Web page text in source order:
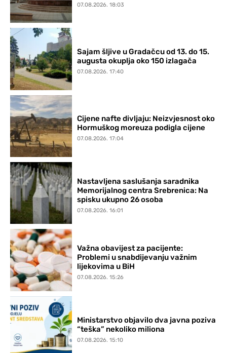
07.08.2026. 18:03
Sajam šljive u Gradačcu od 13. do 15.
augusta okuplja oko 150 izlagača
07.08.2026. 17:40
Cijene nafte divljaju: Neizvjesnost oko
Hormuškog moreuza podigla cijene
07.08.2026. 17:04
Nastavljena saslušanja saradnika
Memorijalnog centra Srebrenica: Na
spisku ukupno 26 osoba
07.08.2026. 16:01
Važna obavijest za pacijente:
Problemi u snabdijevanju važnim
lijekovima u BiH
07.08.2026. 15:26
Ministarstvo objavilo dva javna poziva
“teška” nekoliko miliona
07.08.2026. 15:10